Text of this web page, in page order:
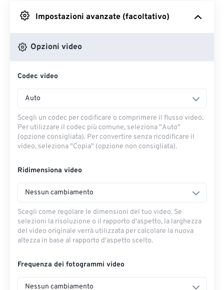
Da Google Drive
Impostazioni avanzate (facoltativo)
Opzioni video
Codec video
Auto
Scegli un codec per codificare o comprimere il flusso video.
Per utilizzare il codec più comune, seleziona "Auto"
(opzione consigliata). Per convertire senza ricodificare il
video, seleziona "Copia" (opzione non consigliata).
Ridimensiona video
Nessun cambiamento
Scegli come regolare le dimensioni del tuo video. Se
selezioni la risoluzione o il rapporto d'aspetto, la larghezza
del video originale verrà utilizzata per calcolare la nuova
altezza in base al rapporto d'aspetto scelto.
Frequenza dei fotogrammi video
Nessun cambiamento